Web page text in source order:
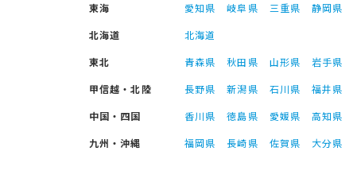
東海
愛知県 岐阜県 三重県
静岡県
北海道
北海道
東北
青森県 秋田県 山形県 岩手県
甲信越・北陸
長野県 新潟県 石川県 福井県
中国・四国
香川県 徳島県 愛媛県 高知県
九州・沖縄
福岡県 長崎県 佐賀県 大分県